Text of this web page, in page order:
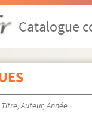
Catalogue